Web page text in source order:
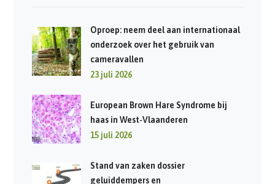
Oproep: neem deel aan internationaal
onderzoek over het gebruik van
cameravallen
23 juli 2026
European Brown Hare Syndrome bij
haas in West-Vlaanderen
15 juli 2026
Stand van zaken dossier
geluiddempers en